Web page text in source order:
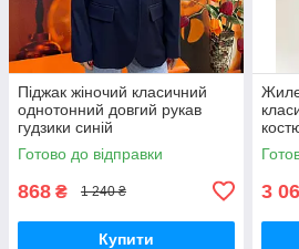
Піджак жіночий класичний
однотонний довгий рукав
гудзики синій
Готово до відправки
868 ₴ 1 240 ₴
Купити
3